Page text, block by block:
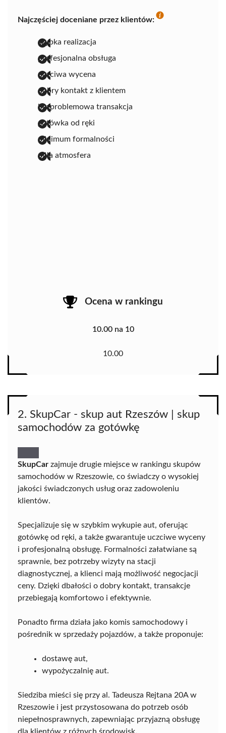
Najczęściej doceniane przez klientów:
szybka realizacja
profesjonalna obsługa
uczciwa wycena
dobry kontakt z klientem
bezproblemowa transakcja
gotówka od ręki
minimum formalności
miła atmosfera
Ocena w rankingu
10.00 na 10
10.00
2. SkupCar - skup aut Rzeszów | skup
samochodów za gotówkę
SkupCar zajmuje drugie miejsce w rankingu skupów
samochodów w Rzeszowie, co świadczy o wysokiej
jakości świadczonych usług oraz zadowoleniu
klientów.
Specjalizuje się w szybkim wykupie aut, oferując
gotówkę od ręki, a także gwarantuje uczciwe wyceny
i profesjonalną obsługę. Formalności załatwiane są
sprawnie, bez potrzeby wizyty na stacji
diagnostycznej, a klienci mają możliwość negocjacji
ceny. Dzięki dbałości o dobry kontakt, transakcje
przebiegają komfortowo i efektywnie.
Ponadto firma działa jako komis samochodowy i
pośrednik w sprzedaży pojazdów, a także proponuje:
dostawę aut,
wypożyczalnię aut.
Siedziba mieści się przy al. Tadeusza Rejtana 20A w
Rzeszowie i jest przystosowana do potrzeb osób
niepełnosprawnych, zapewniając przyjazną obsługę